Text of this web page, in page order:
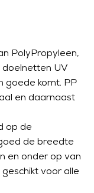
PolyPropyleen,
doelnetten UV
goede komt. PP
en daarnaast
op de
de breedte
en onder op van
voor alle